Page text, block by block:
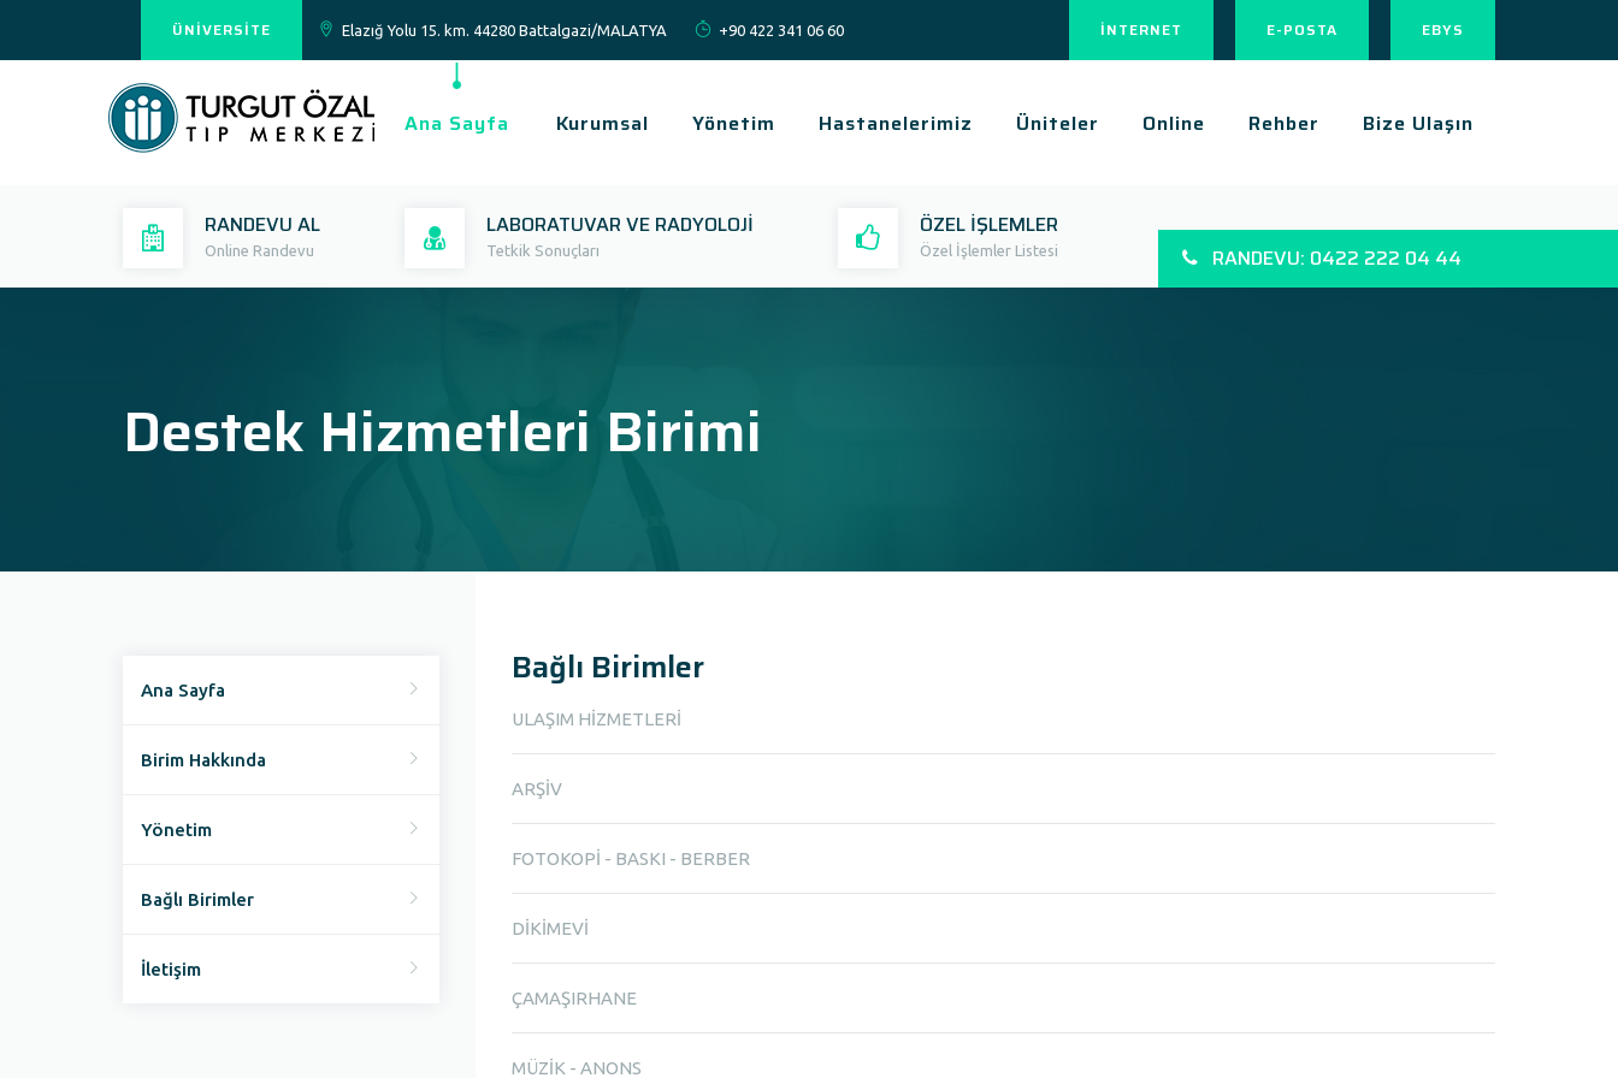
ÜNİVERSİTE Elazığ Yolu 15. km. 44280 Battalgazi/MALATYA +90 422 341 06 60 İNTERNET E-POSTA EBYS
Ana Sayfa Kurumsal Yönetim Hastanelerimiz Üniteler Online Rehber Bize Ulaşın
RANDEVU AL
Online Randevu
LABORATUVAR VE RADYOLOJİ
Tetkik Sonuçları
ÖZEL İŞLEMLER
Özel İşlemler Listesi RANDEVU: 0422 222 04 44
Destek Hizmetleri Birimi
Ana Sayfa
Birim Hakkında
Yönetim
Bağlı Birimler
İletişim
Bağlı Birimler
ULAŞIM HİZMETLERİ
ARŞİV
FOTOKOPİ - BASKI - BERBER
DİKİMEVİ
ÇAMAŞIRHANE
MÜZİK - ANONS